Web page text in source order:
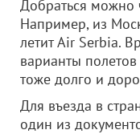
Добраться можно
Например, из
летит Air Serbia.
варианты
тоже долго и
Для въезда в
один из